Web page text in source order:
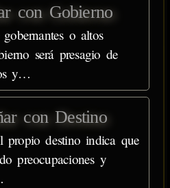
con Gobierno
o altos
será presagio de
y…
con Destino
propio destino indica que
preocupaciones y